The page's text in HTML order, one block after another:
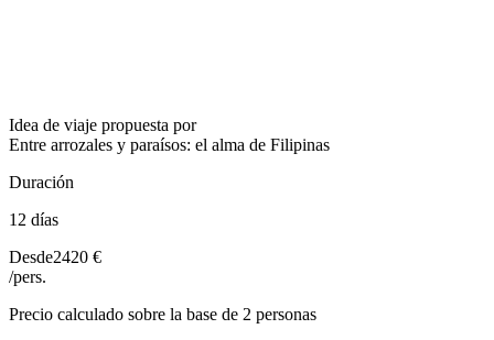
Idea de viaje propuesta por
Entre arrozales y paraísos: el alma de Filipinas
Duración
12 días
Desde2420 €
/pers.
Precio calculado sobre la base de 2 personas